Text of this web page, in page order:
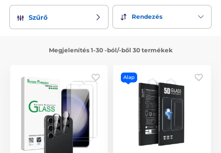
Szűrő Rendezés
Megjelenítés 1-30 -ból/-ből 30 termékek
Alap